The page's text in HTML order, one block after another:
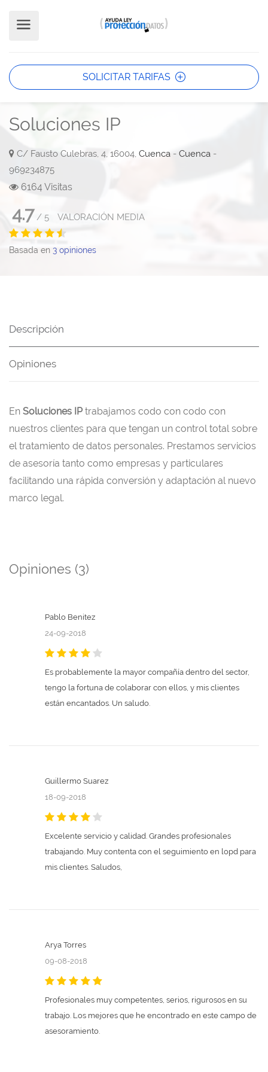
SOLICITAR TARIFAS
Soluciones IP
C/ Fausto Culebras, 4, 16004, Cuenca - Cuenca -
969234875
6164 Visitas
4.7 / 5 VALORACIÓN MEDIA
Basada en 3 opiniones
Descripción
Opiniones
En Soluciones IP trabajamos codo con codo con
nuestros clientes para que tengan un control total sobre
el tratamiento de datos personales. Prestamos servicios
de asesoría tanto como empresas y particulares
facilitando una rápida conversión y adaptación al nuevo
marco legal.
Opiniones (3)
Pablo Benitez
24-09-2018
Es probablemente la mayor compañía dentro del sector,
tengo la fortuna de colaborar con ellos, y mis clientes
están encantados. Un saludo.
Guillermo Suarez
18-09-2018
Excelente servicio y calidad. Grandes profesionales
trabajando. Muy contenta con el seguimiento en lopd para
mis clientes. Saludos,
Arya Torres
09-08-2018
Profesionales muy competentes, serios, rigurosos en su
trabajo. Los mejores que he encontrado en este campo de
asesoramiento.